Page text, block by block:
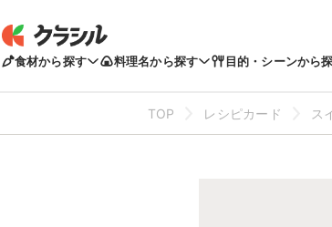
食材から探す 料理名から探す 目的・シーンから
TOP レシピカード ス